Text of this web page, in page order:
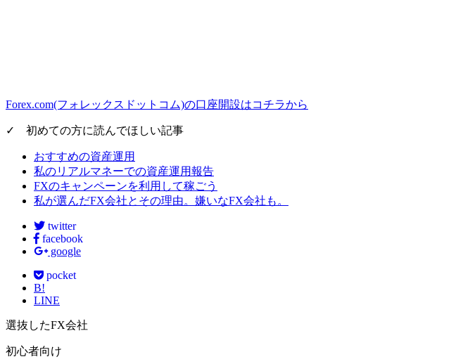
Forex.com(フォレックスドットコム)の口座開設はコチラから
✓ 初めての方に読んでほしい記事
おすすめの資産運用
私のリアルマネーでの資産運用報告
FXのキャンペーンを利用して稼ごう
私が選んだFX会社とその理由。嫌いなFX会社も。
twitter
facebook
google
pocket
B!
LINE
選抜したFX会社
初心者向け